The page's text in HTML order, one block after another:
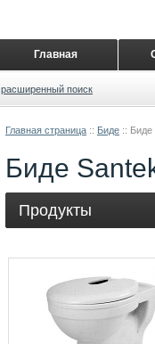
Главная страница :: Биде :: Биде
Биде
Продукты
Главная
расширенный поиск